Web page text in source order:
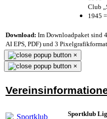
Club
1945
Download: Im Downloadpaket sind
AI EPS, PDF) und 3
×
×
Sportklub